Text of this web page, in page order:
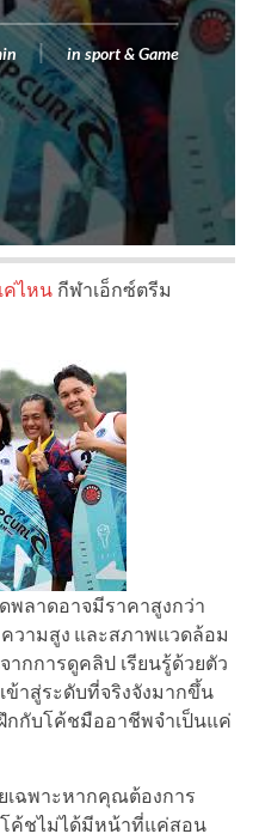
in sport & Game
ไหน กีฬาเอ็กซ์ตรีม
ลาดอาจมีราคาสูงกว่า
วามสูง และสภาพแวดล้อม
กการดูคลิป เรียนรู้ด้วยตัว
ข้าสู่ระดับที่จริงจังมากขึ้น
กับโค้ชมืออาชีพจำเป็นแค่
ฉพาะหากคุณต้องการ
ค้ชไม่ได้มีหน้าที่แค่สอน